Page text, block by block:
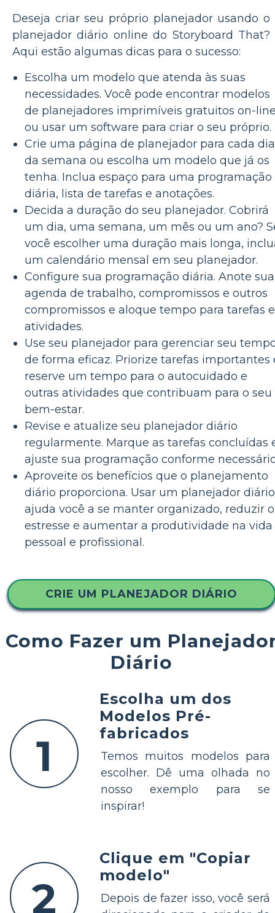
Deseja criar seu próprio planejador usando o
planejador diário online do Storyboard That?
Aqui estão algumas dicas para o sucesso:
Escolha um modelo que atenda às suas
necessidades. Você pode encontrar modelos
de planejadores imprimíveis gratuitos on-
ou usar um software para criar o seu próprio.
Crie uma página de planejador para cada dia
da semana ou escolha um modelo que já os
tenha. Inclua espaço para uma programação
diária, lista de tarefas e anotações.
Decida a duração do seu planejador. Cobrirá
um dia, uma semana, um mês ou um ano?
você escolher uma duração mais longa,
um calendário mensal em seu planejador.
Configure sua programação diária. Anote sua
agenda de trabalho, compromissos e outros
compromissos e aloque tempo para tarefas e
atividades.
Use seu planejador para gerenciar seu
de forma eficaz. Priorize tarefas importantes
reserve um tempo para o autocuidado e
outras atividades que contribuam para o seu
bem-estar.
Revise e atualize seu planejador diário
regularmente. Marque as tarefas concluídas
ajuste sua programação conforme
Aproveite os benefícios que o planejamento
diário proporciona. Usar um planejador diário
ajuda você a se manter organizado, reduzir o
estresse e aumentar a produtividade na vida
pessoal e profissional.
CRIE UM PLANEJADOR DIÁRIO
Como Fazer um
Diário
1
Escolha um dos
Modelos Pré-
fabricados
Temos muitos modelos para
escolher. Dê uma olhada no
nosso exemplo para se
inspirar!
2
Clique em "Copiar
modelo"
Depois de fazer isso, você será